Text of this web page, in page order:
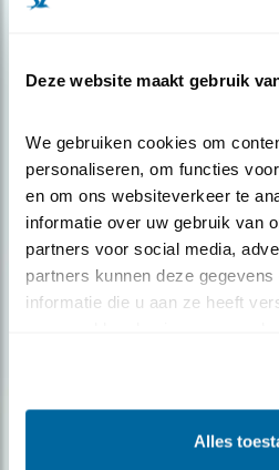
Deze website maakt gebruik
We gebruiken cookies om
personaliseren, om functies
en om ons websiteverkeer te
informatie over uw gebruik van
partners voor social media,
partners kunnen deze
informatie die u aan ze heeft
Alles
over vogels en activiteiten van